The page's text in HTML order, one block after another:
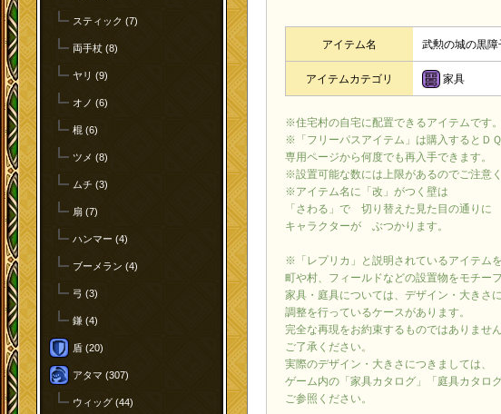
スティック (7)
両手杖 (8)
ヤリ (9)
オノ (6)
棍 (6)
ツメ (8)
ムチ (3)
扇 (7)
ハンマー (4)
ブーメラン (4)
弓 (3)
鎌 (4)
盾 (20)
アタマ (307)
ウィッグ (44)
アイテム名 武勲の城の黒障
アイテムカテゴリ 家具
※住宅村の自宅に配置できるアイテムです。
※「フリーパスアイテム」は購入するとＤ
専用ページから何度でも再入手できます。
※設置可能な数には上限があるのでご注意く
※アイテム名に「改」がつく壁は
「さわる」で 切り替えた見た目の通りに
キャラクターが ぶつかります。
※「レプリカ」と説明されているアイテムを
町や村、フィールドなどの設置物をモチー
家具・庭具については、デザイン・大きさに
調整を行っているケースがあります。
完全な再現をお約束するものではありません
ご了承ください。
実際のデザイン・大きさにつきましては、
ゲーム内の「家具カタログ」「庭具カタロ
ご参照ください。